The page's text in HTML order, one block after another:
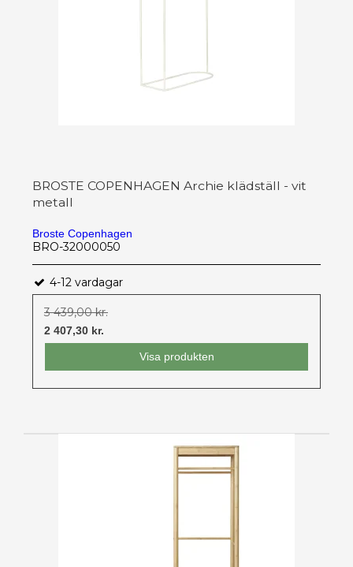
BROSTE COPENHAGEN Archie klädställ - vit
metall
Broste Copenhagen
BRO-32000050
4-12 vardagar
3 439,00 kr.
2 407,30 kr.
Visa produkten